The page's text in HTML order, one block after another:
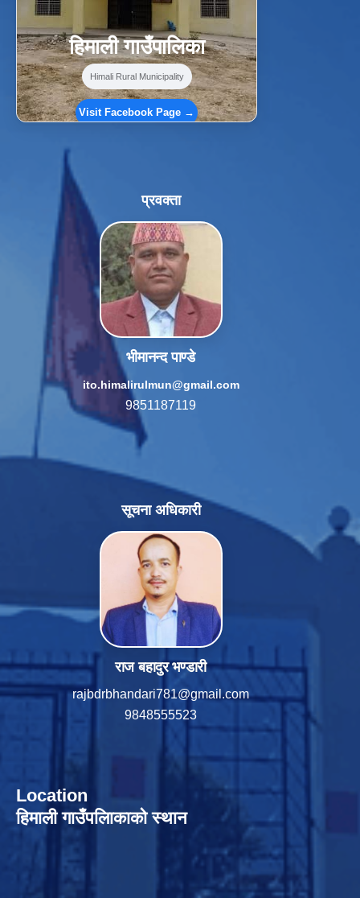
हिमाली गाउँपालिका
Himali Rural Municipality
Visit Facebook Page →
प्रवक्ता
भीमानन्द पाण्डे
ito.himalirulmun@gmail.com
9851187119
सूचना अधिकारी
राज बहादुर भण्डारी
rajbdrbhandari781@gmail.com
9848555523
Location
हिमाली गाउँपलािकाको स्थान